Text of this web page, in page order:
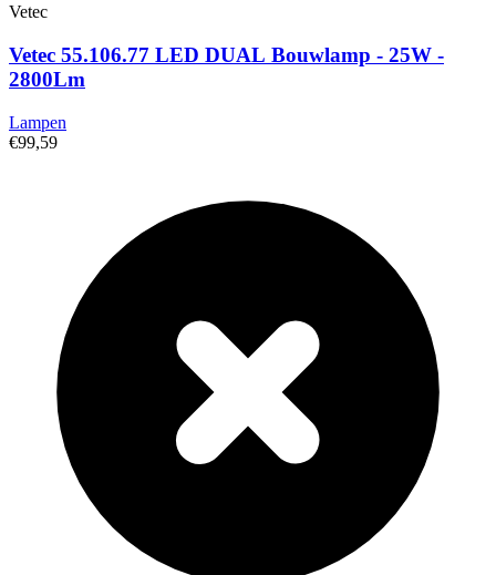
Vetec
Vetec 55.106.77 LED DUAL Bouwlamp - 25W -
2800Lm
Lampen
€99,59